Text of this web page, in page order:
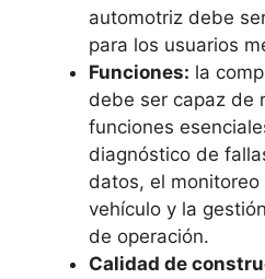
automotriz debe
para los usuarios
Funciones: la
debe ser capaz de
funciones
diagnóstico de
datos, el
vehículo y la
de operación.
Calidad de